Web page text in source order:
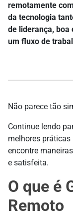
remotamente
da tecnologia
de liderança, boa
um fluxo de
Não parece tão
Continue lendo
melhores
encontre
e satisfeita.
O que é
Remoto